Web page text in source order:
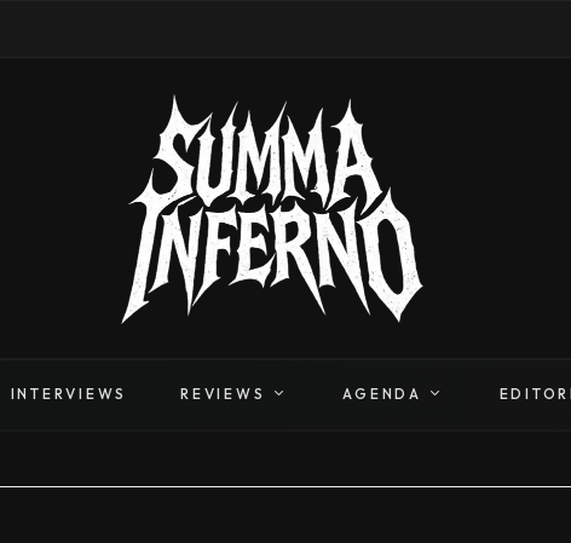
INTERVIEWS REVIEWS AGENDA